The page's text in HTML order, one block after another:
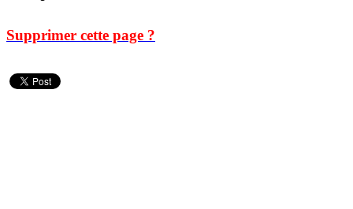
Supprimer cette page ?